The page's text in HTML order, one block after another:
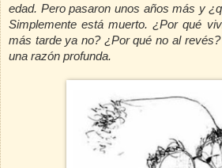
edad. Pero pasaron unos años más y
Simplemente está muerto. ¿Por qué
más tarde ya no? ¿Por qué no al
una razón profunda.